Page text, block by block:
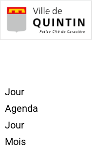
Jour
Agenda
Jour
Mois